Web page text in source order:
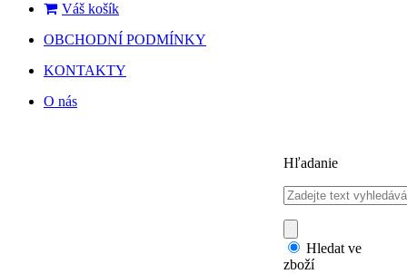
Váš košík
OBCHODNÍ PODMÍNKY
KONTAKTY
O nás
Hľadanie
Hledat ve
zboží